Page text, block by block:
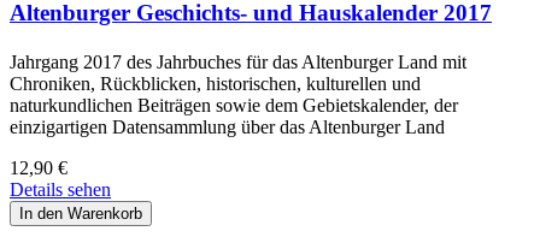
Altenburger Geschichts- und Hauskalender 2017
Jahrgang 2017 des Jahrbuches für das Altenburger Land mit
Chroniken, Rückblicken, historischen, kulturellen und
naturkundlichen Beiträgen sowie dem Gebietskalender, der
einzigartigen Datensammlung über das Altenburger Land
12,90 €
Details sehen